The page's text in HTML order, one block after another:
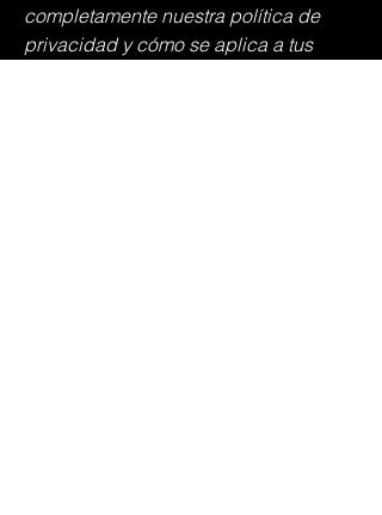
completamente nuestra política de
privacidad y cómo se aplica a tus